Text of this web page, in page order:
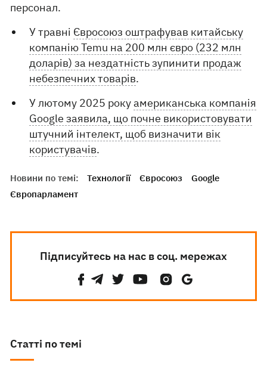
персонал.
У травні Євросоюз оштрафував китайську
компанію Temu на 200 млн євро (232 млн
доларів) за нездатність зупинити продаж
небезпечних товарів.
У лютому 2025 рокуамериканська компанія
Google заявила, що почне використовувати
штучний інтелект, щоб визначити вік
користувачів.
Новини по темі: Технології Євросоюз
Google
Європарламент
Підписуйтесь на нас в соц. мережах
Статті по темі